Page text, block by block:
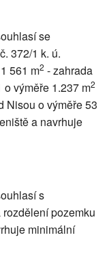
se
372/1 k. ú.
561 m2 - zahrada
výměře 1.237 m2
Nisou o výměře 53
a navrhuje
s
pozemku
minimální